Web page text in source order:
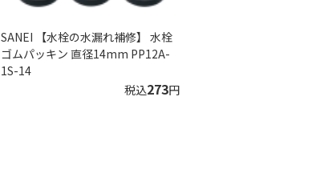
SANEI 【水栓の水漏れ補修】 水栓
ゴムパッキン 直径14mm PP12A-
1S-14
税込273円